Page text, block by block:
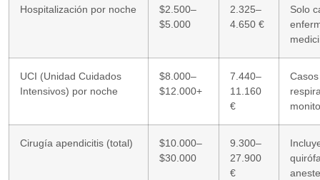
Hospitalización por noche
$2.500–
$5.000
2.325–
4.650 €
Solo
UCI (Unidad Cuidados
Intensivos) por noche
$8.000–
$12.000+
7.440–
11.160
€
Cirugía apendicitis (total)
$10.000–
$30.000
9.300–
27.900
€